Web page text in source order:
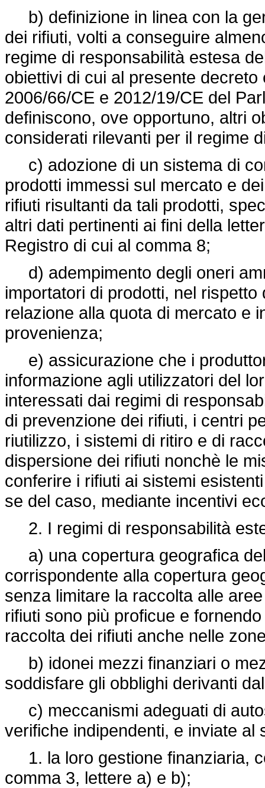
b) definizione in linea con la
dei rifiuti, volti a conseguire
regime di responsabilità estesa
obiettivi di cui al presente
2006/66/CE e 2012/19/CE del
definiscono, ove opportuno, altri
considerati rilevanti per il regime
c) adozione di un sistema di
prodotti immessi sul mercato e
rifiuti risultanti da tali prodotti,
altri dati pertinenti ai fini della
Registro di cui al comma 8;
d) adempimento degli oneri
importatori di prodotti, nel
relazione alla quota di mercato e
provenienza;
e) assicurazione che i
informazione agli utilizzatori del
interessati dai regimi di
di prevenzione dei rifiuti, i centri
riutilizzo, i sistemi di ritiro e di
dispersione dei rifiuti nonchè le
conferire i rifiuti ai sistemi
se del caso, mediante incentivi
2. I regimi di responsabilità
a) una copertura geografica
corrispondente alla copertura
senza limitare la raccolta alle
rifiuti sono più proficue e
raccolta dei rifiuti anche nelle
b) idonei mezzi finanziari o
soddisfare gli obblighi derivanti
c) meccanismi adeguati di
verifiche indipendenti, e inviate
1. la loro gestione finanziaria,
comma 3, lettere a) e b);